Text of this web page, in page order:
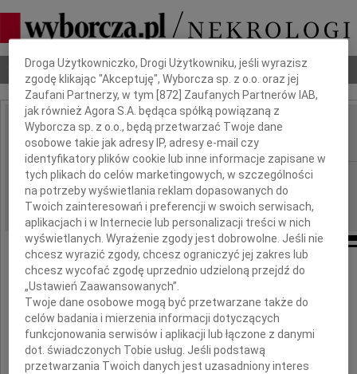
Nekrologi Odeszli Poradnik pogrzebowy
IMIĘ I NAZWISKO: Mirosław Śliwa
REGION: Warszawa
DATA EMISJI: 24.04.2010
Z głębokim żalem zawiadamiamy,
że dnia 20 kwietnia 2010 roku zmarł
Dbamy o Twoją prywatność
Droga Użytkowniczko, Drogi Użytkowniku, jeśli wyrazisz
zgodę klikając "Akceptuję", Wyborcza sp. z o.o. oraz jej
Zaufani Partnerzy, w tym [872 ] Zaufanych Partnerów IAB,
jak również Agora S.A. będąca spółką powiązaną z
Wyborcza sp. z o.o., będą przetwarzać Twoje dane
osobowe takie jak adresy IP, adresy e-mail czy
identyfikatory plików cookie lub inne informacje zapisane w
tych plikach do celów marketingowych, w szczególności
na potrzeby wyświetlania reklam dopasowanych do
Twoich zainteresowań i preferencji w swoich serwisach,
aplikacjach i w Internecie lub personalizacji treści w nich
wyświetlanych. Wyrażenie zgody jest dobrowolne. Jeśli nie
chcesz wyrazić zgody, chcesz ograniczyć jej zakres lub
chcesz wycofać zgodę uprzednio udzieloną przejdź do
„Ustawień Zaawansowanych”.
Twoje dane osobowe mogą być przetwarzane także do
celów badania i mierzenia informacji dotyczących
funkcjonowania serwisów i aplikacji lub łączone z danymi
dot. świadczonych Tobie usług. Jeśli podstawą
przetwarzania Twoich danych jest uzasadniony interes